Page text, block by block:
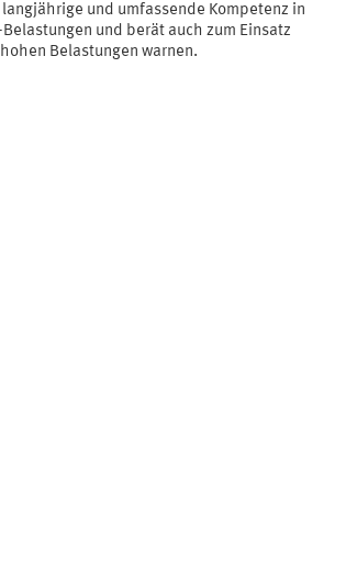
und umfassende Kompetenz in
und berät auch zum Einsatz
Belastungen warnen.